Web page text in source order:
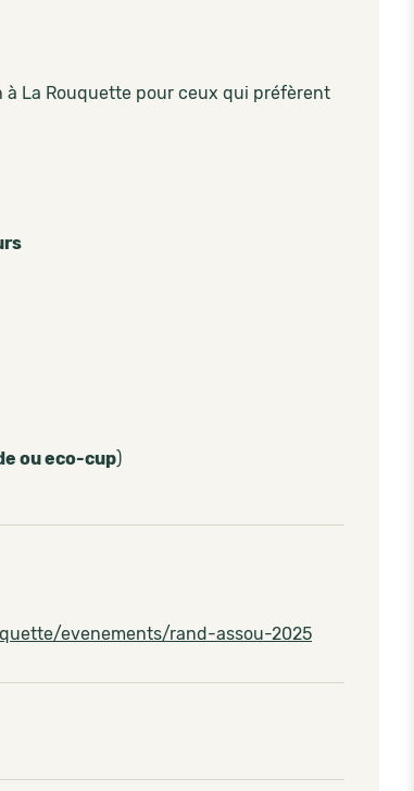
à La Rouquette pour ceux qui préfèrent
ou eco-cup)
evenements/rand-assou-2025